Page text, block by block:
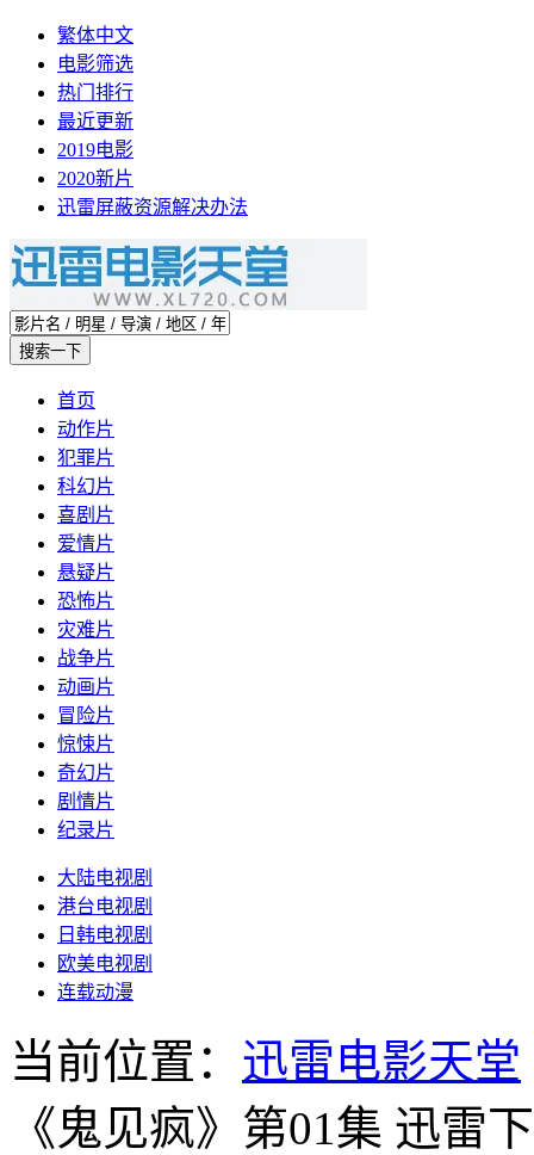
繁体中文
电影筛选
热门排行
最近更新
2019电影
2020新片
迅雷屏蔽资源解决办法
首页
动作片
犯罪片
科幻片
喜剧片
爱情片
悬疑片
恐怖片
灾难片
战争片
动画片
冒险片
惊悚片
奇幻片
剧情片
纪录片
大陆电视剧
港台电视剧
日韩电视剧
欧美电视剧
连载动漫
当前位置： 迅雷电影天堂
《鬼见疯》第01集 迅雷